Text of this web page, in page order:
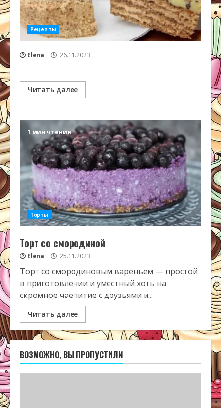
Рецепты
Elena 26.11.2023
Читать далее
1 мин чтения
Торты
Торт со смородиной
Elena 25.11.2023
Торт со смородиновым вареньем — простой
в приготовлении и уместный хоть на
скромное чаепитие с друзьями и...
Читать далее
ВОЗМОЖНО, ВЫ ПРОПУСТИЛИ